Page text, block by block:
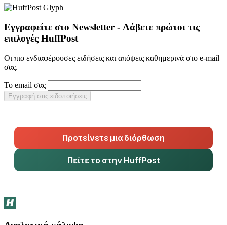
Εγγραφείτε στο Newsletter - Λάβετε πρώτοι τις
επιλογές HuffPost
Οι πιο ενδιαφέρουσες ειδήσεις και απόψεις καθημερινά στο e-mail
σας.
Το email σας
Εγγραφή στις ειδοποιήσεις
Προτείνετε μια διόρθωση
Πείτε το στην HuffPost